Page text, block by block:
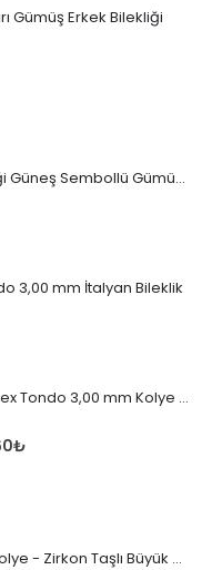
Gümüş Erkek Bilekliği
Mardin Hasırı El İşçiliği Güneş Sembollü Gümüş Erkek Bileklik
3,00 mm İtalyan Bileklik
925 Ayar İtalyan Unisex Tondo 3,00 mm Kolye Zincir
₺
Rose Gümüş L Harf Kolye - Zirkon Taşlı Büyük Boy Kadın Kolyesi